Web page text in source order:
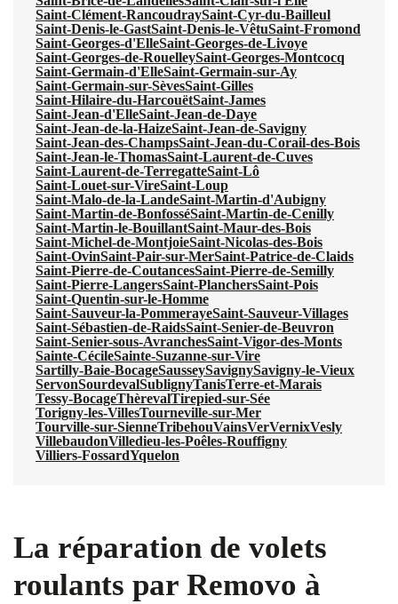
Saint-Clément-RancoudraySaint-Cyr-du-Bailleul
Saint-Denis-le-GastSaint-Denis-le-VêtuSaint-Fromond
Saint-Georges-d'ElleSaint-Georges-de-Livoye
Saint-Georges-de-RouelleySaint-Georges-Montcocq
Saint-Germain-d'ElleSaint-Germain-sur-Ay
Saint-Germain-sur-SèvesSaint-Gilles
Saint-Hilaire-du-HarcouëtSaint-James
Saint-Jean-d'ElleSaint-Jean-de-Daye
Saint-Jean-de-la-HaizeSaint-Jean-de-Savigny
Saint-Jean-des-ChampsSaint-Jean-du-Corail-des-Bois
Saint-Jean-le-ThomasSaint-Laurent-de-Cuves
Saint-Laurent-de-TerregatteSaint-Lô
Saint-Louet-sur-VireSaint-Loup
Saint-Malo-de-la-LandeSaint-Martin-d'Aubigny
Saint-Martin-de-BonfosséSaint-Martin-de-Cenilly
Saint-Martin-le-BouillantSaint-Maur-des-Bois
Saint-Michel-de-MontjoieSaint-Nicolas-des-Bois
Saint-OvinSaint-Pair-sur-MerSaint-Patrice-de-Claids
Saint-Pierre-de-CoutancesSaint-Pierre-de-Semilly
Saint-Pierre-LangersSaint-PlanchersSaint-Pois
Saint-Quentin-sur-le-Homme
Saint-Sauveur-la-PommerayeSaint-Sauveur-Villages
Saint-Sébastien-de-RaidsSaint-Senier-de-Beuvron
Saint-Senier-sous-AvranchesSaint-Vigor-des-Monts
Sainte-CécileSainte-Suzanne-sur-Vire
Sartilly-Baie-BocageSausseySavignySavigny-le-Vieux
ServonSourdevalSublignyTanisTerre-et-Marais
Tessy-BocageThèrevalTirepied-sur-Sée
Torigny-les-VillesTourneville-sur-Mer
Tourville-sur-SienneTribehouVainsVerVernixVesly
VillebaudonVilledieu-les-Poêles-Rouffigny
Villiers-FossardYquelon
La réparation de volets
roulants par Removo à